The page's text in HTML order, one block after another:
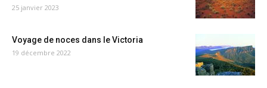
25 janvier 2023
Voyage de noces dans le Victoria
19 décembre 2022